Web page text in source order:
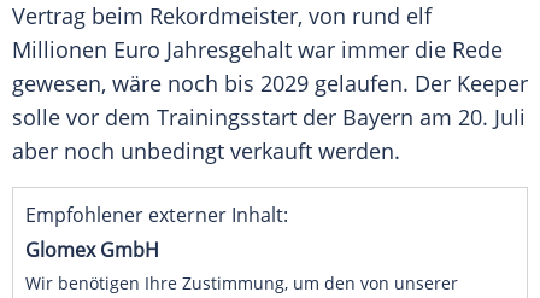
Vertrag beim Rekordmeister, von rund elf
Millionen Euro Jahresgehalt war immer die Rede
gewesen, wäre noch bis 2029 gelaufen. Der Keeper
solle vor dem Trainingsstart der Bayern am 20. Juli
aber noch unbedingt verkauft werden.
Empfohlener externer Inhalt:
Glomex GmbH
Wir benötigen Ihre Zustimmung, um den von unserer